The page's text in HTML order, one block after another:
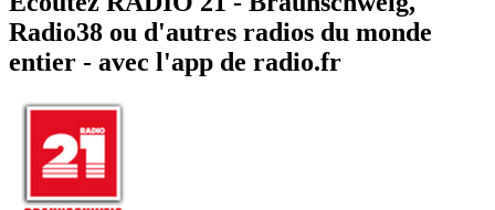
Radio38 ou d'autres radios du monde
entier - avec l'app de radio.fr